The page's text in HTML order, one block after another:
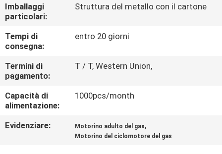
CONTATTICI
RICHIEDA
UNA
CITAZIONE
DEL
SITO
Imballaggi
particolari:
Struttura del metallo con il cartone
Tempi di
consegna:
entro 20 giorni
Termini di
pagamento:
T / T, Western Union,
Capacità di
alimentazione:
1000pcs/month
Evidenziare: Motorino adulto del gas,
Motorino del ciclomotore del gas